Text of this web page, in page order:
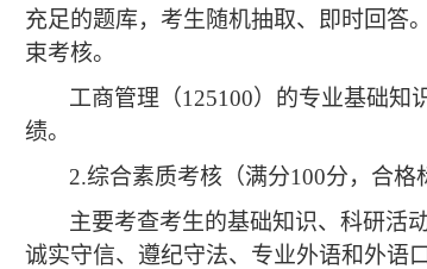
充足的题库，考生随机抽取、即时回答
束考核。
工商管理（125100）的专业基础知
绩。
2.综合素质考核（满分100分，合格
主要考查考生的基础知识、科研活
诚实守信、遵纪守法、专业外语和外语